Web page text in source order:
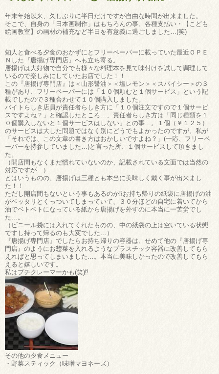
年末年始以来、久しぶりに半日だけですが自由な時間が出来ました。
そこで、自身の「日本画制作」はもちろんの事、各種支払い・【こども
絵画教室】の画材の補充など半日を有意義に過ごしました…(笑)
知人と食べる夕食のおかずにとフリーペーパーに載っていた最近ＯＰＥ
Ｎした『唐揚げ専門店』へも立ち寄る。
唐揚げは大好物で自分でも様々な料理本を見て味付けを試して調理して
いるので楽しみにしていたお店でした！！
この『唐揚げ専門店』は＜山形醤油＞＜塩レモン＞＜スパイシー＞の３
種があり、フリーペーパーには「１０個頼むと１個サービス」という記
載でしたので３種合わせて１０個購入しました。
バイトらしき店員が責任者らしき方に「１０個注文ですので１個サービ
スですよね？」と確認したところ…、責任者らしき方は「同じ種類を１
０個購入しないと１個サービスはしない」との事…。１個（￥１２５）
のサービスは大した問題ではなく別にどうでもよかったのですが、私が
「それでは、この文章の書き方はおかしいですよね？」(一応、フリーペ
ーパーを持参していました…)と言った所、１個サービスして頂きまし
た。
（開店間もなくまだ慣れていないのか、記載されている文面では当然の
対応ですが…）
とはいうものの、唐揚げは三種とも本当に美味しく戴く事が出来まし
た！！
ただし開店間もないという事もあるのか⁉お持ち帰りの紙袋に唐揚げの油
がベッタリとくっついてしまっていて、３０分ほどの自宅に着いてから
油でベトベトになっている紙から唐揚げを外すのに本当に一苦労でし
た…。
（ビニール袋には入れてくれたものの、中の紙袋の上は空いている状態
ですし持って帰るのも大変でした…）
『唐揚げ専門店』でしたらお持ち帰りの容器は、せめて他の『唐揚げ専
門店』のようにお惣菜を入れるようなプラスチック容器に改善してもら
えればと思ってしまいました…。本当に美味しかったので改善してもら
えると嬉しいです。
私はプチクレーマーかも(笑)⁉
その他の夕食メニュー
・野菜スティック（味噌マヨネーズ）